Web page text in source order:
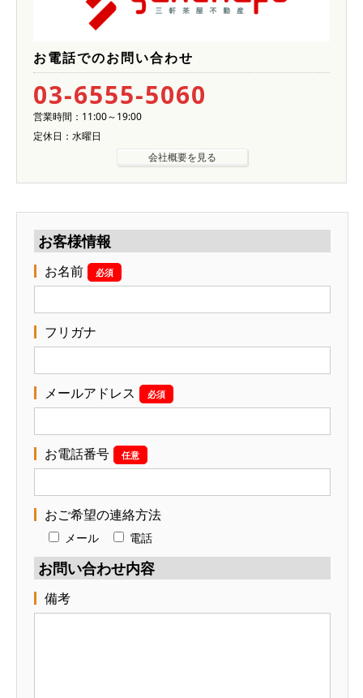
お電話でのお問い合わせ
03-6555-5060
営業時間：11:00～19:00
定休日：水曜日
会社概要を見る
お客様情報
お名前 必須
フリガナ
メールアドレス 必須
お電話番号 任意
おご希望の連絡方法
メール 電話
お問い合わせ内容
備考